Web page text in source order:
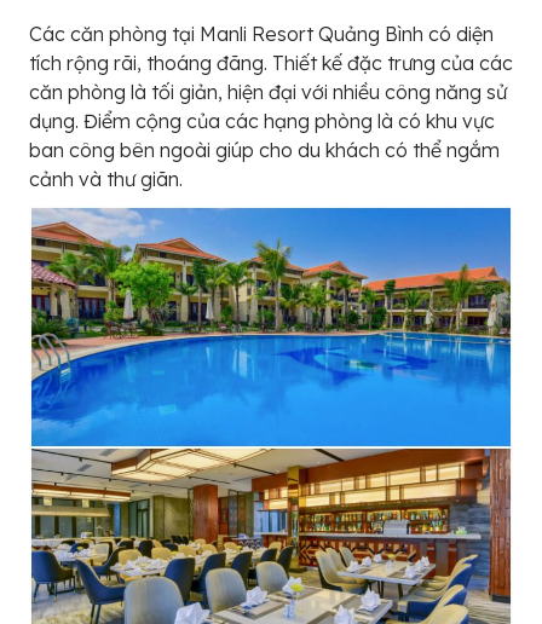
Các căn phòng tại Manli Resort Quảng Bình có diện
tích rộng rãi, thoáng đãng. Thiết kế đặc trưng của các
căn phòng là tối giản, hiện đại với nhiều công năng sử
dụng. Điểm cộng của các hạng phòng là có khu vực
ban công bên ngoài giúp cho du khách có thể ngắm
cảnh và thư giãn.